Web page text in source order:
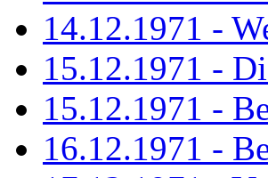
14.12.1971 -
15.12.1971 -
15.12.1971 -
16.12.1971 -